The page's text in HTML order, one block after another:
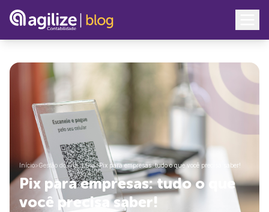
Início>Gestão do Dia a Dia>Pix para empresas: tudo o que você precisa saber!
Pix para empresas: tudo o que
você precisa saber!